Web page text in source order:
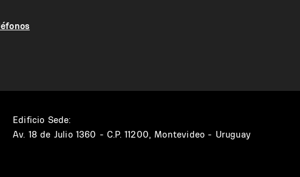
Edificio Sede:
Av. 18 de Julio 1360 - C.P. 11200, Montevideo - Uruguay